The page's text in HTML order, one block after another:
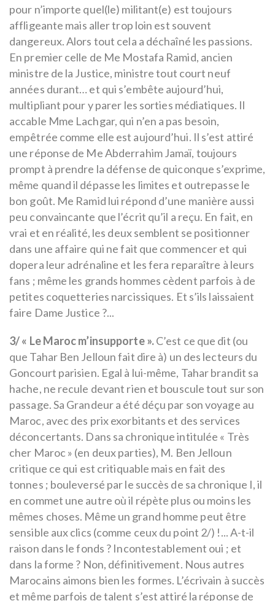
pour n’importe quel(le) militant(e) est toujours
affligeante mais aller trop loin est souvent
dangereux. Alors tout cela a déchaîné les passions.
En premier celle de Me Mostafa Ramid, ancien
ministre de la Justice, ministre tout court neuf
années durant… et qui s’embête aujourd’hui,
multipliant pour y parer les sorties médiatiques. Il
accable Mme Lachgar, qui n’en a pas besoin,
empêtrée comme elle est aujourd’hui. Il s’est attiré
une réponse de Me Abderrahim Jamaï, toujours
prompt à prendre la défense de quiconque s’exprime,
même quand il dépasse les limites et outrepasse le
bon goût. Me Ramid lui répond d’une manière aussi
peu convaincante que l’écrit qu’il a reçu. En fait, en
vrai et en réalité, les deux semblent se positionner
dans une affaire qui ne fait que commencer et qui
dopera leur adrénaline et les fera reparaître à leurs
fans ; même les grands hommes cèdent parfois à de
petites coquetteries narcissiques. Et s’ils laissaient
faire Dame Justice ?...
3/ « Le Maroc m’insupporte ».C’est ce que dit (ou
que Tahar Ben Jelloun fait dire à) un des lecteurs du
Goncourt parisien. Egal à lui-même, Tahar brandit sa
hache, ne recule devant rien et bouscule tout sur son
passage. Sa Grandeur a été déçu par son voyage au
Maroc, avec des prix exorbitants et des services
déconcertants. Dans sa chronique intitulée « Très
cher Maroc » (en deux parties), M. Ben Jelloun
critique ce qui est critiquable mais en fait des
tonnes ; bouleversé par le succès de sa chronique I, il
en commet une autre où il répète plus ou moins les
mêmes choses. Même un grand homme peut être
sensible aux clics (comme ceux du point 2/) !... A-t-il
raison dans le fonds ? Incontestablement oui ; et
dans la forme ? Non, définitivement. Nous autres
Marocains aimons bien les formes. L’écrivain à succès
et même parfois de talent s’est attiré la réponse de